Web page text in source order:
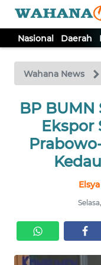
Nasional Daerah
Wahana News
BP
Ekspor
TV
Tutup
NASIONAL
DAERAH
EKUIN